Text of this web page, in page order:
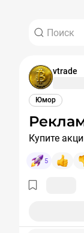
vtrade
Юмор
Купите
5